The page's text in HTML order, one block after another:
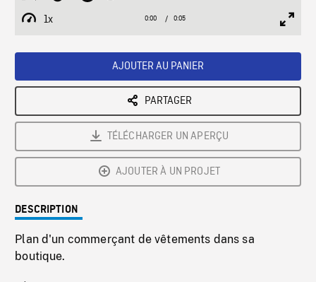
from
beginning
Play
1x
Playback
Current
0:00 / Duration
0:05
AJOUTER AU PANIER
PARTAGER
TÉLÉCHARGER UN APERÇU
AJOUTER À UN PROJET
DESCRIPTION
Plan d'un commerçant de vêtements dans sa
boutique.